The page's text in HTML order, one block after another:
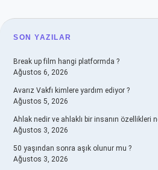
SIDEBAR
SON YAZILAR
Break up film hangi platformda ?
Ağustos 6, 2026
Avarız Vakfı kimlere yardım ediyor ?
Ağustos 5, 2026
Ahlak nedir ve ahlaklı bir insanın özellikleri
Ağustos 3, 2026
50 yaşından sonra aşık olunur mu ?
Ağustos 3, 2026